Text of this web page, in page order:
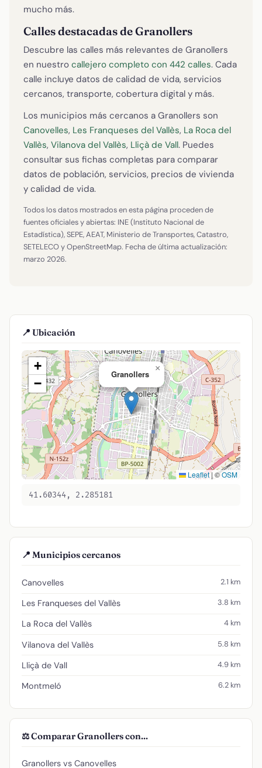
mucho más.
Calles destacadas de Granollers
Descubre las calles más relevantes de Granollers
en nuestro callejero completo con 442 calles. Cada
calle incluye datos de calidad de vida, servicios
cercanos, transporte, cobertura digital y más.
Los municipios más cercanos a Granollers son
Canovelles, Les Franqueses del Vallès, La Roca del
Vallès, Vilanova del Vallès, Lliçà de Vall. Puedes
consultar sus fichas completas para comparar
datos de población, servicios, precios de vivienda
y calidad de vida.
Todos los datos mostrados en esta página proceden de
fuentes oficiales y abiertas: INE (Instituto Nacional de
Estadística), SEPE, AEAT, Ministerio de Transportes, Catastro,
SETELECO y OpenStreetMap. Fecha de última actualización:
marzo 2026.
📍 Ubicación
Granollers
×
+
−
Leaflet| ©OSM
41.60344, 2.285181
📍 Municipios cercanos
Canovelles 2.1 km
Les Franqueses del Vallès 3.8 km
La Roca del Vallès 4 km
Vilanova del Vallès 5.8 km
Lliçà de Vall 4.9 km
Montmeló 6.2 km
⚖️ Comparar Granollers con...
Granollers vs Canovelles